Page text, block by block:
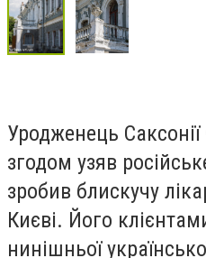
Уродженець
згодом узяв
зробив блискучу
Києві. Його
нинішньої